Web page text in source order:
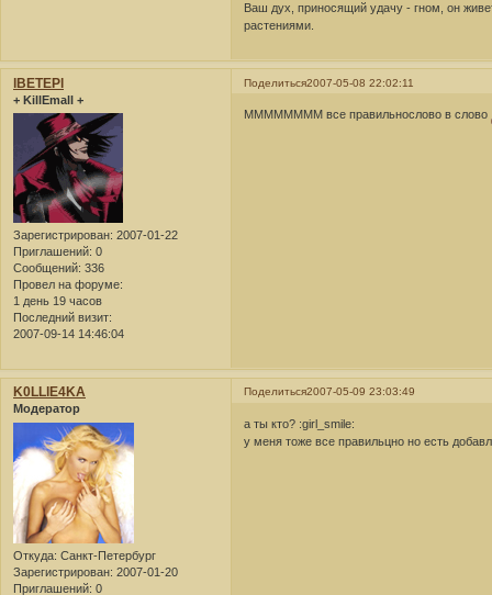
Ваш дух, приносящий удачу - гном, он
растениями.
Поделиться2007-05-08 22:02:11
lBETEPl
+ KillEmall +
Зарегистрирован: 2007-01-22
Приглашений: 0
Сообщений: 336
Провел на форуме:
1 день 19 часов
Последний визит:
2007-09-14 14:46:04
ММММММММ все правильнослово в слово
Поделиться2007-05-09 23:03:49
K0LLlE4KA
Модератор
Откуда: Санкт-Петербург
Зарегистрирован: 2007-01-20
Приглашений: 0
а ты кто? :girl_smile:
у меня тоже все правильцно но есть